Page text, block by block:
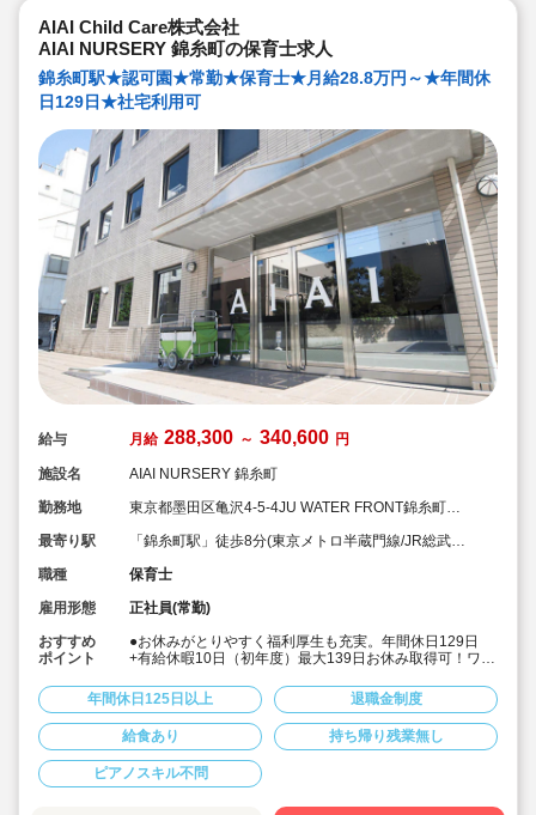
者の方とのやり取り等を効率化されています
★子どもたち一人一人と向き合った保育を実施していま
す
AIAI Child Care株式会社
AIAI NURSERY 錦糸町の保育士求人
錦糸町駅★認可園★常勤★保育士★月給28.8万円～★年間休
日129日★社宅利用可
給与 月給 288,300 ～ 340,600 円
施設名
AIAI NURSERY 錦糸町
勤務地
東京都墨田区亀沢4-5-4JU WATER FRONT錦糸町
最寄り駅
「錦糸町駅」徒歩8分(東京メトロ半蔵門線/JR総武
職種
保育士
雇用形態
正社員(常勤)
おすすめ
ポイント
●お休みがとりやすく福利厚生も充実。年間休日129日
+有給休暇10日（初年度）最大139日お休み取得可！ワー
●給食費補助、借り上げ社宅制度あり、退職金制度など福
利厚生も充実しています
●少人数制保育で子ども一人ひとりに寄り添う保育ができ
ます。
●チーム保育で複数担任制を取っております。
●保育に専念できる環境づくり
連絡帳や日誌のアプリ化を始め、園だより等も手書き作
業がありません。ICTツールで書類作成の負担を軽減して
年間休日125日以上 退職金制度
給食あり 持ち帰り残業無し
ピアノスキル不問